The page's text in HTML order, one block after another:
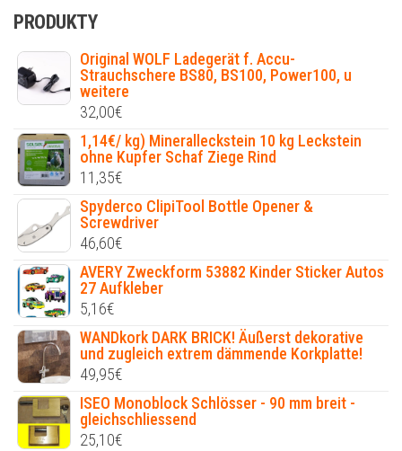
PRODUKTY
Original WOLF Ladegerät f. Accu-
Strauchschere BS80, BS100, Power100, u
weitere
32,00€
1,14€/ kg) Mineralleckstein 10 kg Leckstein
ohne Kupfer Schaf Ziege Rind
11,35€
Spyderco ClipiTool Bottle Opener &
Screwdriver
46,60€
AVERY Zweckform 53882 Kinder Sticker Autos
27 Aufkleber
5,16€
WANDkork DARK BRICK! Äußerst dekorative
und zugleich extrem dämmende Korkplatte!
49,95€
ISEO Monoblock Schlösser - 90 mm breit -
gleichschliessend
25,10€